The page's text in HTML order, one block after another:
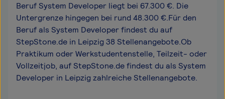
Beruf System Developer liegt bei 67.300 €. Die
Untergrenze hingegen bei rund 48.300 €.Für den
Beruf als System Developer findest du auf
StepStone.de in Leipzig 38 Stellenangebote.Ob
Praktikum oder Werkstudentenstelle, Teilzeit- oder
Vollzeitjob, auf StepStone.de findest du als System
Developer in Leipzig zahlreiche Stellenangebote.